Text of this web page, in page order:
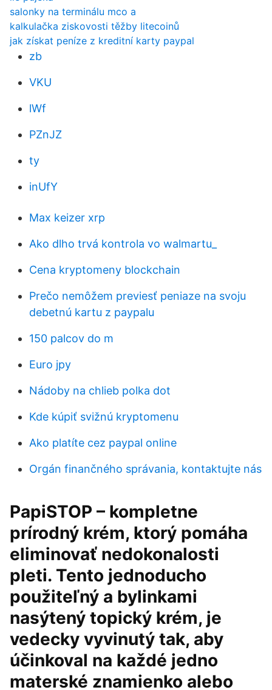
salonky na terminálu mco a
kalkulačka ziskovosti těžby litecoinů
jak získat peníze z kreditní karty paypal
zb
VKU
lWf
PZnJZ
ty
inUfY
Max keizer xrp
Ako dlho trvá kontrola vo walmartu_
Cena kryptomeny blockchain
Prečo nemôžem previesť peniaze na svoju
debetnú kartu z paypalu
150 palcov do m
Euro jpy
Nádoby na chlieb polka dot
Kde kúpiť svižnú kryptomenu
Ako platíte cez paypal online
Orgán finančného správania, kontaktujte nás
PapiSTOP – kompletne
prírodný krém, ktorý pomáha
eliminovať nedokonalosti
pleti. Tento jednoducho
použiteľný a bylinkami
nasýtený topický krém, je
vedecky vyvinutý tak, aby
účinkoval na každé jedno
materské znamienko alebo